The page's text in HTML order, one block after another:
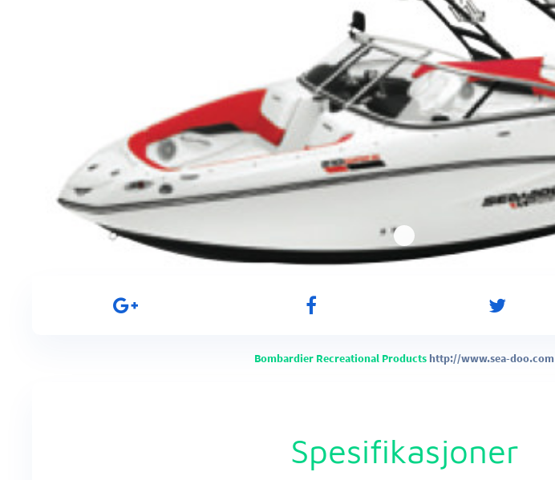
Bombardier Recreational Products http://www.sea-doo.com
Spesifikasjoner